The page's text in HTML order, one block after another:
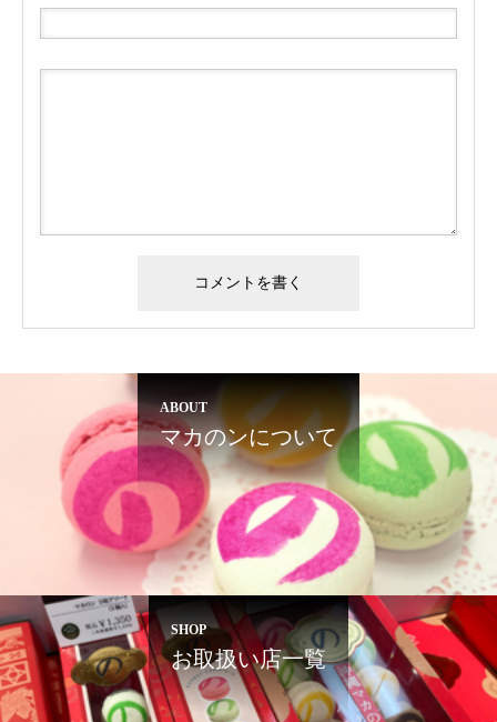
ABOUT
マカのンについて
SHOP
お取扱い店一覧